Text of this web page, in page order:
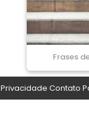
Frases
Privacidade Contato